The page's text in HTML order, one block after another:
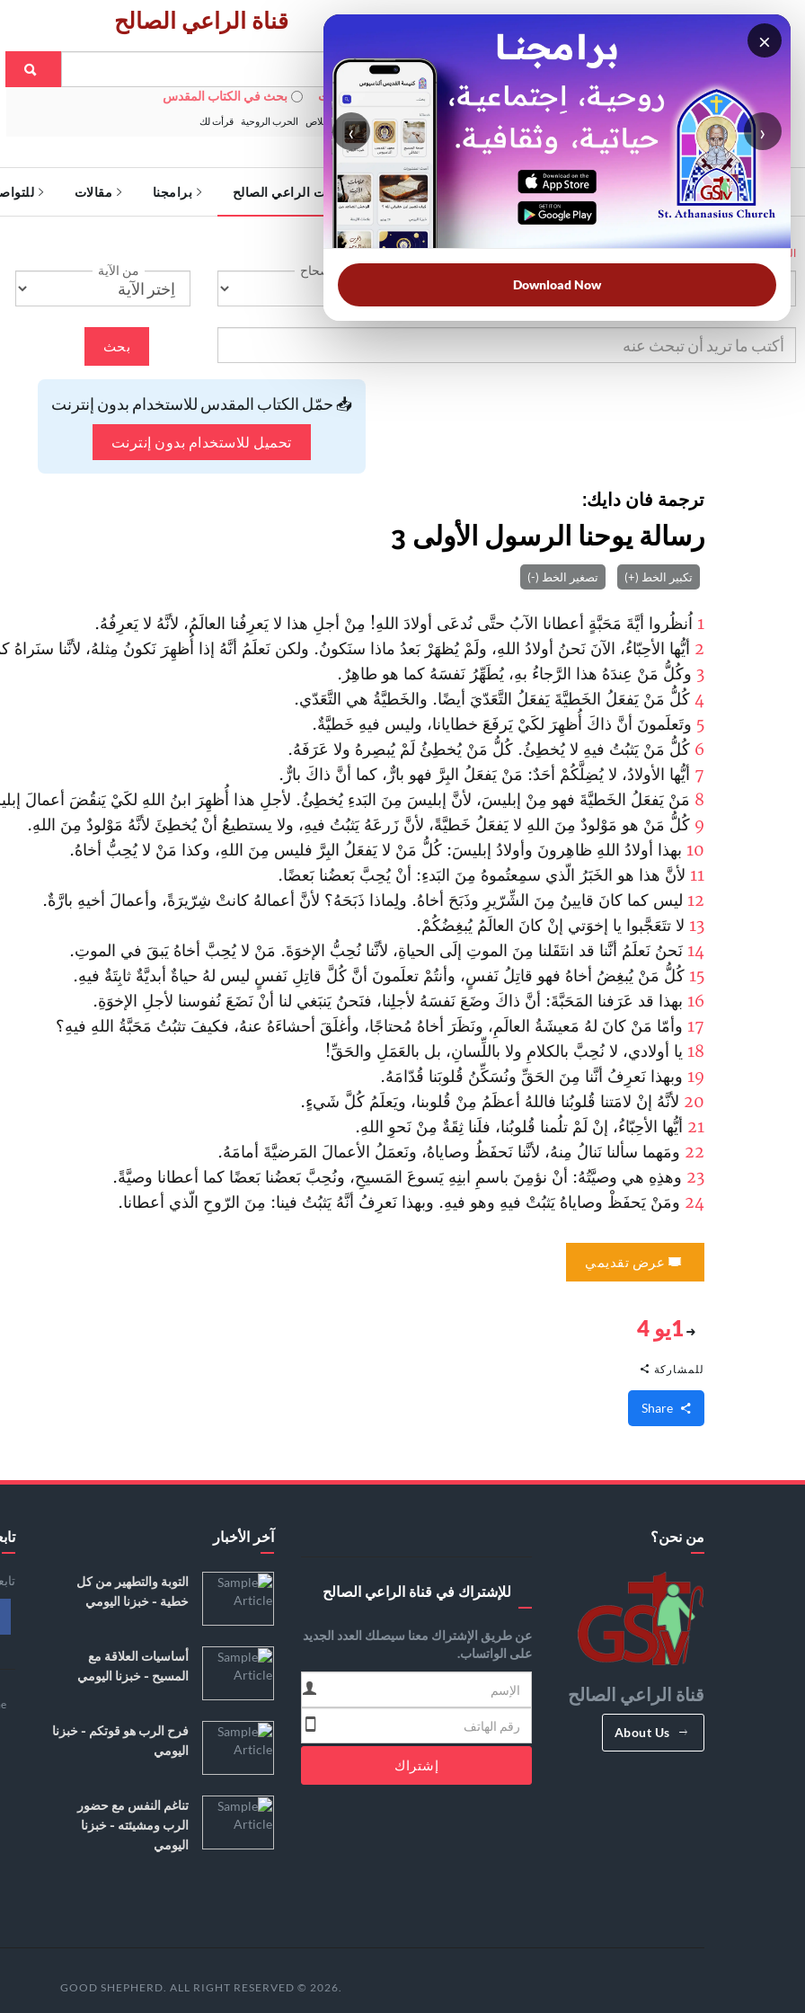
×
‹ ›
Download Now
قناة الراعي الصالح
بحث في الويبسايت بحث في الكتاب المقدس
الأكثر بحثًا: خبزنا اليومي الخلاص الحرب الروحية قرأت لك
الرئيسية خدمات الراعي الصالح برامجنا مقالات
الرئيسية
الإصحاح من الآية
بحث
📥 حمّل الكتاب المقدس للاستخدام بدون إنترنت
تحميل للاستخدام بدون إنترنت
ترجمة فان دايك:
رسالة يوحنا الرسول الأولى 3
تكبير الخط (+) تصغير الخط (-)
1 اُنظُروا أيَّةَ مَحَبَّةٍ أعطانا الآبُ حتَّى نُدعَى أولادَ اللهِ! مِنْ أجلِ هذا لا يَعرِفُنا العالَمُ، لأنَّهُ لا يَعرِفُهُ.
2 أيُّها الأحِبّاءُ، الآنَ نَحنُ أولادُ اللهِ، ولَمْ يُظهَرْ بَعدُ ماذا سنَكونُ. ولكن نَعلَمُ أنَّهُ إذا أُظهِرَ نَكونُ مِثلهُ، لأنَّنا سنَراهُ
3 وكُلُّ مَنْ عِندَهُ هذا الرَّجاءُ بهِ، يُطَهِّرُ نَفسَهُ كما هو طاهِرٌ.
4 كُلُّ مَنْ يَفعَلُ الخَطيَّةَ يَفعَلُ التَّعَدّيَ أيضًا. والخَطيَّةُ هي التَّعَدّي.
5 وتَعلَمونَ أنَّ ذاكَ أُظهِرَ لكَيْ يَرفَعَ خطايانا، وليس فيهِ خَطيَّةٌ.
6 كُلُّ مَنْ يَثبُتُ فيهِ لا يُخطِئُ. كُلُّ مَنْ يُخطِئُ لَمْ يُبصِرهُ ولا عَرَفَهُ.
7 أيُّها الأولادُ، لا يُضِلَّكُمْ أحَدٌ: مَنْ يَفعَلُ البِرَّ فهو بارٌّ، كما أنَّ ذاكَ بارٌّ.
8 مَنْ يَفعَلُ الخَطيَّةَ فهو مِنْ إبليسَ، لأنَّ إبليسَ مِنَ البَدءِ يُخطِئُ. لأجلِ هذا أُظهِرَ ابنُ اللهِ لكَيْ يَنقُضَ أعمالَ
9 كُلُّ مَنْ هو مَوْلودٌ مِنَ اللهِ لا يَفعَلُ خَطيَّةً، لأنَّ زَرعَهُ يَثبُتُ فيهِ، ولا يستطيعُ أنْ يُخطِئَ لأنَّهُ مَوْلودٌ مِنَ اللهِ.
10 بهذا أولادُ اللهِ ظاهِرونَ وأولادُ إبليسَ: كُلُّ مَنْ لا يَفعَلُ البِرَّ فليس مِنَ اللهِ، وكذا مَنْ لا يُحِبُّ أخاهُ.
11 لأنَّ هذا هو الخَبَرُ الّذي سمِعتُموهُ مِنَ البَدءِ: أنْ يُحِبَّ بَعضُنا بَعضًا.
12 ليس كما كانَ قايينُ مِنَ الشِّرّيرِ وذَبَحَ أخاهُ. ولِماذا ذَبَحَهُ؟ لأنَّ أعمالهُ كانتْ شِرّيرَةً، وأعمالَ أخيهِ بارَّةٌ.
13 لا تتَعَجَّبوا يا إخوَتي إنْ كانَ العالَمُ يُبغِضُكُمْ.
14 نَحنُ نَعلَمُ أنَّنا قد انتَقَلنا مِنَ الموتِ إلَى الحياةِ، لأنَّنا نُحِبُّ الإخوَةَ. مَنْ لا يُحِبَّ أخاهُ يَبقَ في الموتِ.
15 كُلُّ مَنْ يُبغِضُ أخاهُ فهو قاتِلُ نَفسٍ، وأنتُمْ تعلَمونَ أنَّ كُلَّ قاتِلِ نَفسٍ ليس لهُ حياةٌ أبديَّةٌ ثابِتَةٌ فيهِ.
16 بهذا قد عَرَفنا المَحَبَّةَ: أنَّ ذاكَ وضَعَ نَفسَهُ لأجلِنا، فنَحنُ يَنبَغي لنا أنْ نَضَعَ نُفوسنا لأجلِ الإخوَةِ.
17 وأمّا مَنْ كانَ لهُ مَعيشَةُ العالَمِ، ونَظَرَ أخاهُ مُحتاجًا، وأغلَقَ أحشاءَهُ عنهُ، فكيفَ تثبُتُ مَحَبَّةُ اللهِ فيهِ؟
18 يا أولادي، لا نُحِبَّ بالكلامِ ولا باللِّسانِ، بل بالعَمَلِ والحَقِّ!
19 وبهذا نَعرِفُ أنَّنا مِنَ الحَقِّ ونُسَكِّنُ قُلوبَنا قُدّامَهُ.
20 لأنَّهُ إنْ لامَتنا قُلوبُنا فاللهُ أعظَمُ مِنْ قُلوبنا، ويَعلَمُ كُلَّ شَيءٍ.
21 أيُّها الأحِبّاءُ، إنْ لَمْ تلُمنا قُلوبُنا، فلَنا ثِقَةٌ مِنْ نَحوِ اللهِ.
22 ومَهما سألنا نَنالُ مِنهُ، لأنَّنا نَحفَظُ وصاياهُ، ونَعمَلُ الأعمالَ المَرضيَّةَ أمامَهُ.
23 وهذِهِ هي وصيَّتُهُ: أنْ نؤمِنَ باسمِ ابنِهِ يَسوعَ المَسيحِ، ونُحِبَّ بَعضُنا بَعضًا كما أعطانا وصيَّةً.
24 ومَنْ يَحفَظْ وصاياهُ يَثبُتْ فيهِ وهو فيهِ. وبهذا نَعرِفُ أنَّهُ يَثبُتُ فينا: مِنَ الرّوحِ الّذي أعطانا.
عرض تقديمي
1يو 4
للمشاركة
من نحن؟
قناة الراعي الصالح
About Us
للإشتراك في قناة الراعي الصالح
عن طريق الإشتراك معنا سيصلك العدد الجديد
على الواتساب.
إشتراك
آخر الأخبار
التوبة والتطهير من كل
خطية - خبزنا اليومي
أساسيات العلاقة مع
المسيح - خبزنا اليومي
فرح الرب هو قوتكم - خبزنا
اليومي
تناغم النفس مع حضور
الرب ومشيئته - خبزنا
اليومي
.GOOD SHEPHERD. ALL RIGHT RESERVED © 2026